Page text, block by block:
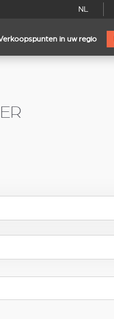
NL
in uw regio